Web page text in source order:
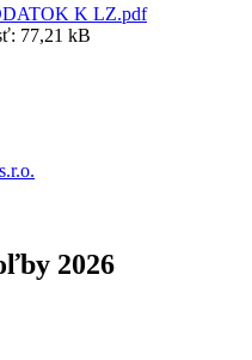
K LZ.pdf
77,21 kB
2026